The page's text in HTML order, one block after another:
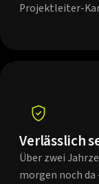
Projektleiter-
Verlässlich
Über zwei
morgen noch da